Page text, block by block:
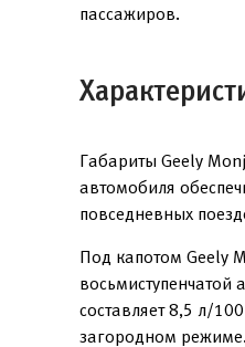
пассажиров.
Габариты Geely
автомобиля
повседневных
Под капотом Geely
составляет 8,5 л/
загородном режиме.